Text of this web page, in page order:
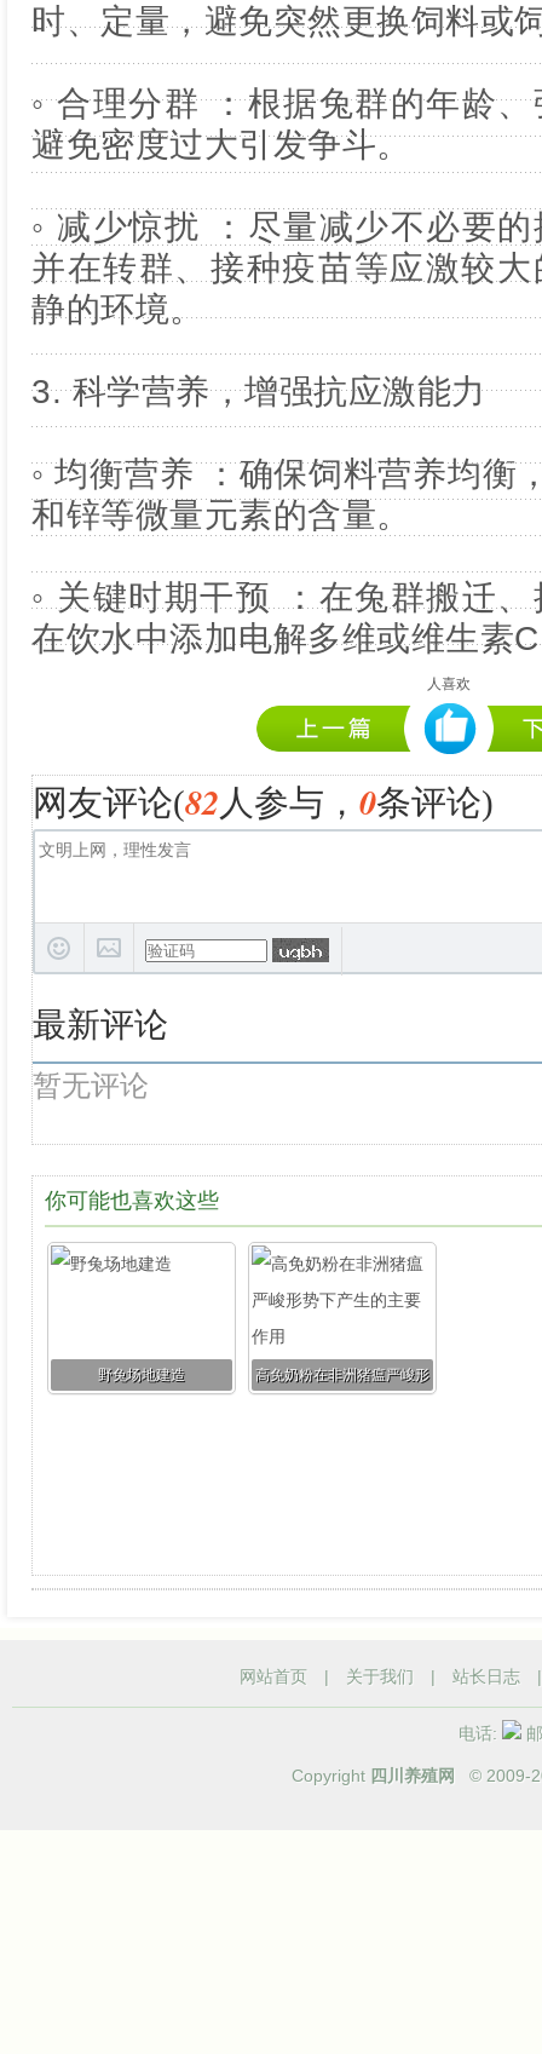
时、定量，避免突然更换饲料或
◦ 合理分群 ：根据兔群的年龄
避免密度过大引发争斗。
◦ 减少惊扰 ：尽量减少不必要
并在转群、接种疫苗等应激较
静的环境。
3. 科学营养，增强抗应激能力
◦ 均衡营养 ：确保饲料营养均衡
和锌等微量元素的含量。
◦ 关键时期干预 ：在兔群搬迁
在饮水中添加电解多维或维生素
人喜欢
网友评论(82 人参与， 0条评论)
最新评论
暂无评论
你可能也喜欢这些
野兔场地建造
高免奶粉在非洲猪瘟严峻形
网站首页 | 关于我们 | 站长日志
电话:
Copyright 四川养殖网 © 2009-